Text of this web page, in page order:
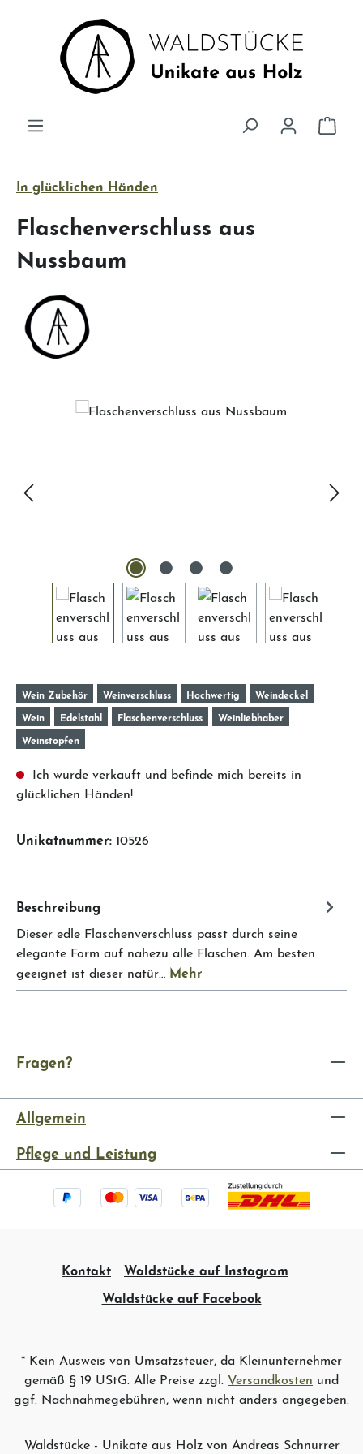
Zum Hauptinhalt springen
In glücklichen Händen
Flaschenverschluss aus
Nussbaum
Bildergalerie überspringen
Wein Zubehör Weinverschluss Hochwertig
Weindeckel
Wein
Edelstahl Flaschenverschluss
Weinliebhaber
Weinstopfen
Ich wurde verkauft und befinde mich bereits in
glücklichen Händen!
Unikatnummer: 10526
Beschreibung
Dieser edle Flaschenverschluss passt durch seine
elegante Form auf nahezu alle Flaschen. Am besten
geeignet ist dieser natür… Mehr
Fragen?
Allgemein
Pflege und Leistung
Kontakt
Waldstücke auf Instagram
Waldstücke auf Facebook
* Kein Ausweis von Umsatzsteuer, da Kleinunternehmer
gemäß § 19 UStG. Alle Preise zzgl. Versandkosten und
ggf. Nachnahmegebühren, wenn nicht anders angegeben.
Waldstücke - Unikate aus Holz von Andreas Schnurrer